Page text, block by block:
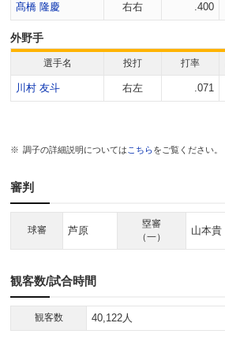
髙橋 隆慶 右右 .400
外野手
選手名 投打 打率
川村 友斗 右左 .071
調子の詳細説明については こちらをご覧ください。
審判
球審 芦原
塁審
（一）
山本貴
観客数/試合時間
観客数 40,122人